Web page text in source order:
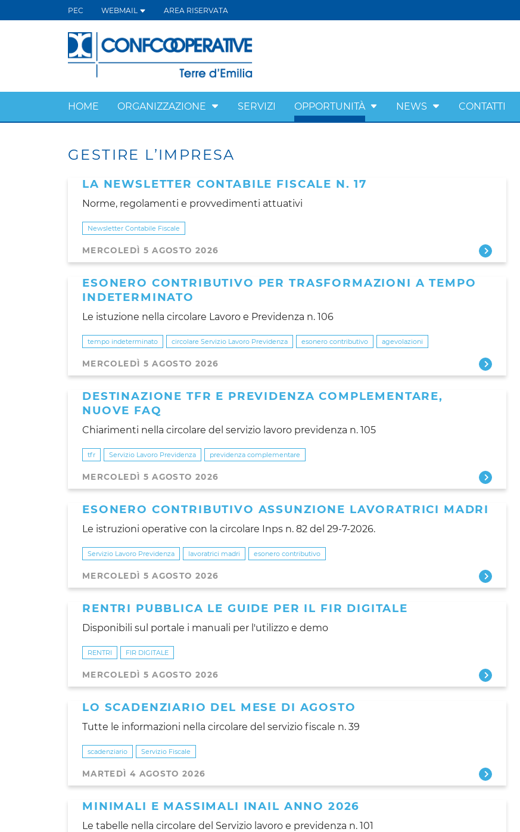
PEC WEBMAIL AREA RISERVATA
HOME ORGANIZZAZIONE SERVIZI OPPORTUNITÀ NEWS CONTATTI
GESTIRE L’IMPRESA
LA NEWSLETTER CONTABILE FISCALE N. 17
Norme, regolamenti e provvedimenti attuativi
Newsletter Contabile Fiscale
MERCOLEDÌ 5 AGOSTO 2026
ESONERO CONTRIBUTIVO PER TRASFORMAZIONI A TEMPO
INDETERMINATO
Le istuzione nella circolare Lavoro e Previdenza n. 106
tempo indeterminato circolare Servizio Lavoro Previdenza esonero contributivo agevolazioni
MERCOLEDÌ 5 AGOSTO 2026
DESTINAZIONE TFR E PREVIDENZA COMPLEMENTARE,
NUOVE FAQ
Chiarimenti nella circolare del servizio lavoro previdenza n. 105
tfr Servizio Lavoro Previdenza previdenza complementare
MERCOLEDÌ 5 AGOSTO 2026
ESONERO CONTRIBUTIVO ASSUNZIONE LAVORATRICI MADRI
Le istruzioni operative con la circolare Inps n. 82 del 29-7-2026.
Servizio Lavoro Previdenza lavoratrici madri esonero contributivo
MERCOLEDÌ 5 AGOSTO 2026
RENTRI PUBBLICA LE GUIDE PER IL FIR DIGITALE
Disponibili sul portale i manuali per l'utilizzo e demo
RENTRI FIR DIGITALE
MERCOLEDÌ 5 AGOSTO 2026
LO SCADENZIARIO DEL MESE DI AGOSTO
Tutte le informazioni nella circolare del servizio fiscale n. 39
scadenziario Servizio Fiscale
MARTEDÌ 4 AGOSTO 2026
MINIMALI E MASSIMALI INAIL ANNO 2026
Le tabelle nella circolare del Servizio lavoro e previdenza n. 101